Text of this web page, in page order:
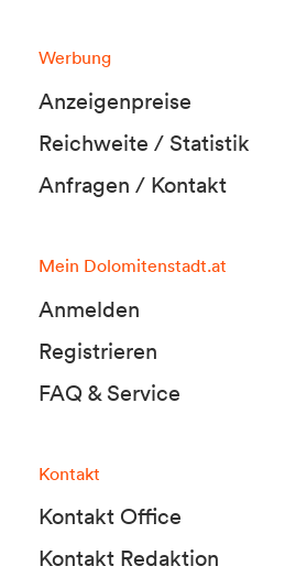
Werbung
Anzeigenpreise
Reichweite / Statistik
Anfragen / Kontakt
Mein Dolomitenstadt.at
Anmelden
Registrieren
FAQ & Service
Kontakt
Kontakt Office
Kontakt Redaktion